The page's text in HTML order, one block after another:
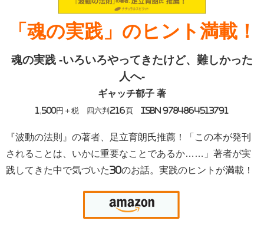
「魂の実践」のヒント満載！
魂の実践 -いろいろやってきたけど、難しかった
人へ-
ギャッチ郁子 著
1,500円＋税 四六判216頁 ISBN 9784864513791
『波動の法則』の著者、足立育朗氏推薦！「この本が発刊
されることは、いかに重要なことであるか……」著者が実
践してきた中で気づいた30のお話。実践のヒントが満載！